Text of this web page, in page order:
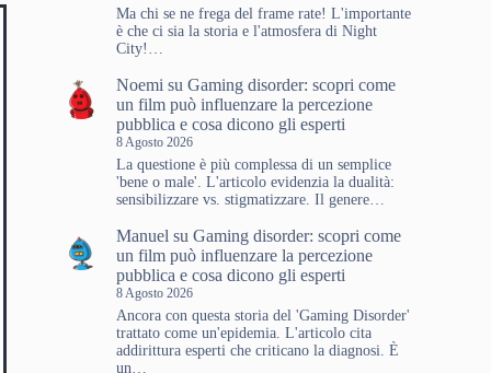
Ma chi se ne frega del frame rate! L'importante
è che ci sia la storia e l'atmosfera di Night
City!…
Noemi suGaming disorder: scopri come
un film può influenzare la percezione
pubblica e cosa dicono gli esperti
8 Agosto 2026
La questione è più complessa di un semplice
'bene o male'. L'articolo evidenzia la dualità:
sensibilizzare vs. stigmatizzare. Il genere…
Manuel suGaming disorder: scopri come
un film può influenzare la percezione
pubblica e cosa dicono gli esperti
8 Agosto 2026
Ancora con questa storia del 'Gaming Disorder'
trattato come un'epidemia. L'articolo cita
addirittura esperti che criticano la diagnosi. È
un…